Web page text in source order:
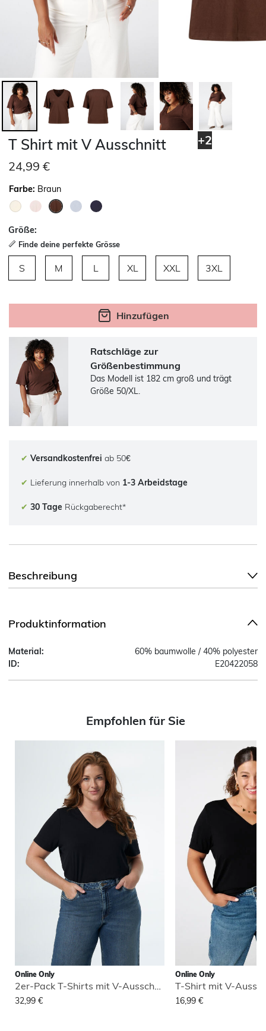
+2
T Shirt mit V Ausschnitt
24,99 €
Farbe: Braun
Größe:
Finde deine perfekte Grösse
S M L XL XXL 3XL
Hinzufügen
Ratschläge zur
Größenbestimmung
Das Modell ist 182 cm groß und trägt
Größe 50/XL.
✔ Versandkostenfrei ab 50€
✔ Lieferung innerhalb von 1-3 Arbeidstage
✔ 30 Tage Rückgaberecht*
Beschreibung
Produktinformation
Material:
60% baumwolle / 40% polyester
ID:
E20422058
Empfohlen für Sie
Online Only
32,99 €
Online Only
T-Shirt mit V-
16,99 €